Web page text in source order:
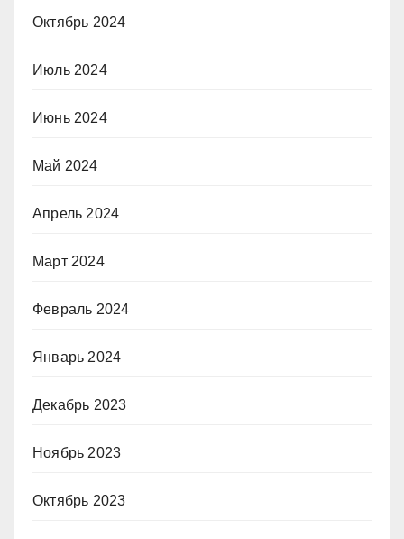
Октябрь 2024
Июль 2024
Июнь 2024
Май 2024
Апрель 2024
Март 2024
Февраль 2024
Январь 2024
Декабрь 2023
Ноябрь 2023
Октябрь 2023